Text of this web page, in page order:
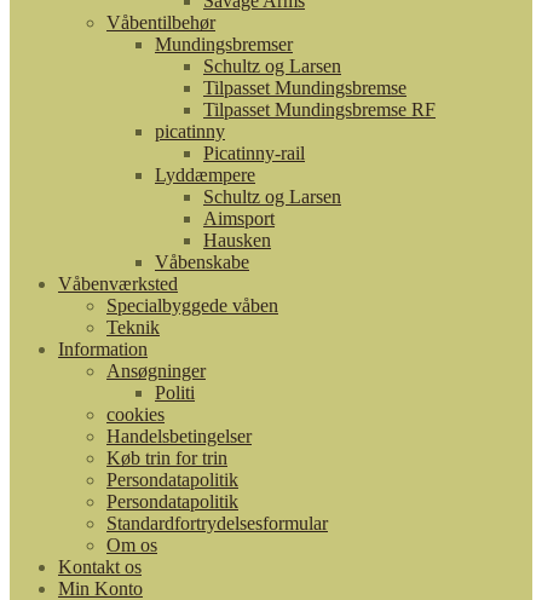
Våbentilbehør
Mundingsbremser
Schultz og Larsen
Tilpasset Mundingsbremse
Tilpasset Mundingsbremse RF
picatinny
Picatinny-rail
Lyddæmpere
Schultz og Larsen
Aimsport
Hausken
Våbenskabe
Våbenværksted
Specialbyggede våben
Teknik
Information
Ansøgninger
Politi
cookies
Handelsbetingelser
Køb trin for trin
Persondatapolitik
Persondatapolitik
Standardfortrydelsesformular
Om os
Kontakt os
Min Konto